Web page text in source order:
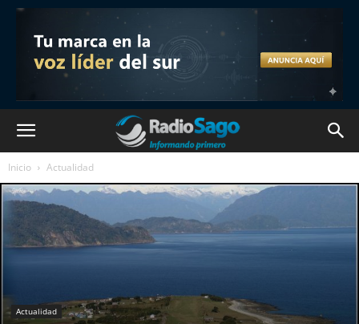
Inicio Actualidad
Actualidad